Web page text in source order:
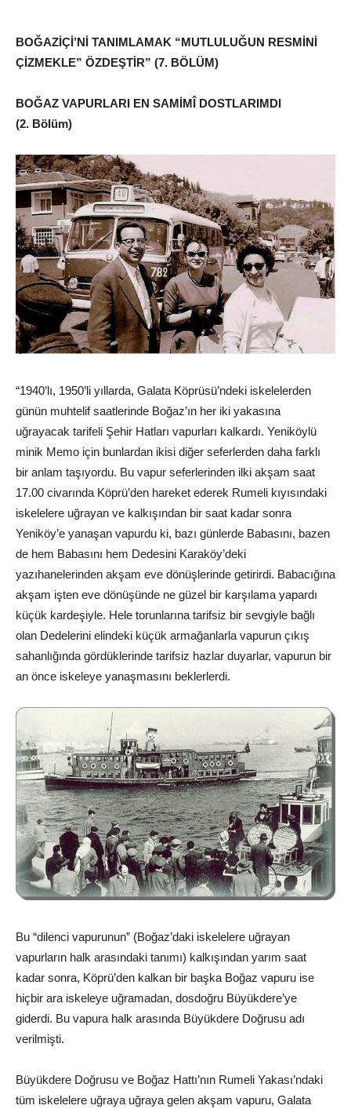
BOĞAZİÇİ’Nİ TANIMLAMAK “MUTLULUĞUN RESMİNİ
ÇİZMEKLE” ÖZDEŞTİR” (7. BÖLÜM)
BOĞAZ VAPURLARI EN SAMİMÎ DOSTLARIMDI
(2. Bölüm)
“1940’lı, 1950’li yıllarda, Galata Köprüsü’ndeki iskelelerden
günün muhtelif saatlerinde Boğaz’ın her iki yakasına
uğrayacak tarifeli Şehir Hatları vapurları kalkardı. Yeniköylü
minik Memo için bunlardan ikisi diğer seferlerden daha farklı
bir anlam taşıyordu. Bu vapur seferlerinden ilki akşam saat
17.00 civarında Köprü’den hareket ederek Rumeli kıyısındaki
iskelelere uğrayan ve kalkışından bir saat kadar sonra
Yeniköy’e yanaşan vapurdu ki, bazı günlerde Babasını, bazen
de hem Babasını hem Dedesini Karaköy’deki
yazıhanelerinden akşam eve dönüşlerinde getirirdi. Babacığına
akşam işten eve dönüşünde ne güzel bir karşılama yapardı
küçük kardeşiyle. Hele torunlarına tarifsiz bir sevgiyle bağlı
olan Dedelerini elindeki küçük armağanlarla vapurun çıkış
sahanlığında gördüklerinde tarifsiz hazlar duyarlar, vapurun bir
an önce iskeleye yanaşmasını beklerlerdi.
Bu “dilenci vapurunun” (Boğaz’daki iskelelere uğrayan
vapurların halk arasındaki tanımı) kalkışından yarım saat
kadar sonra, Köprü’den kalkan bir başka Boğaz vapuru ise
hiçbir ara iskeleye uğramadan, dosdoğru Büyükdere’ye
giderdi. Bu vapura halk arasında Büyükdere Doğrusu adı
verilmişti.
Büyükdere Doğrusu ve Boğaz Hattı’nın Rumeli Yakası’ndaki
tüm iskelelere uğraya uğraya gelen akşam vapuru, Galata